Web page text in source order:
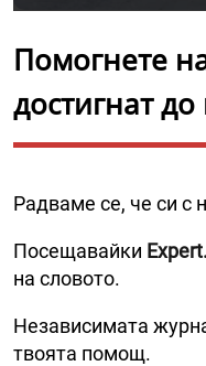
Помогнете
достигнат до
Радваме се, че си с
Посещавайки
на словото.
Независимата
твоята помощ.